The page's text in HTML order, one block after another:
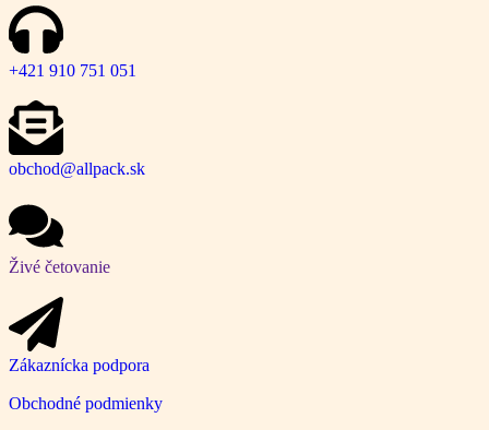
+421 910 751 051
obchod@allpack.sk
Živé četovanie
Zákaznícka podpora
Obchodné podmienky